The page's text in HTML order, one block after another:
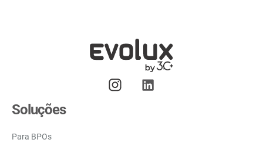
Soluções
Para BPOs